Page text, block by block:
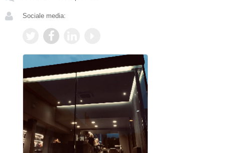
Sociale media: